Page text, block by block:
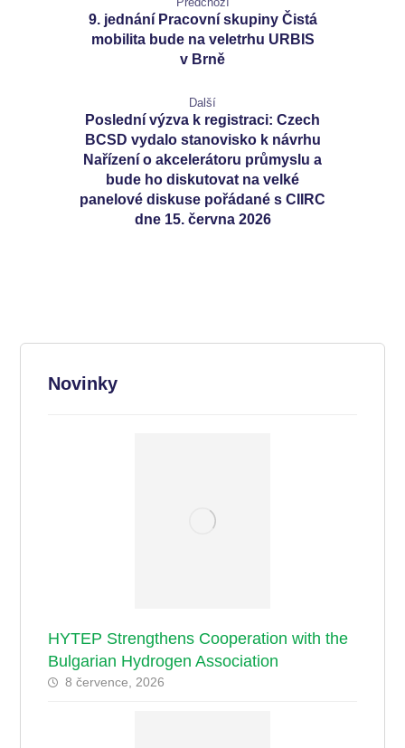
9. jednání Pracovní skupiny Čistá
mobilita bude na veletrhu URBIS
v Brně
Další
Poslední výzva k registraci: Czech
BCSD vydalo stanovisko k návrhu
Nařízení o akcelerátoru průmyslu a
bude ho diskutovat na velké
panelové diskuse pořádané s CIIRC
dne 15. června 2026
Novinky
HYTEP Strengthens Cooperation with the
Bulgarian Hydrogen Association
8 července, 2026